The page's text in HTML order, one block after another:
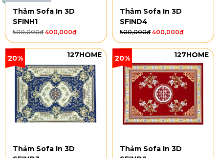
Thảm Sofa In 3D
SFINH1
500,000₫ 400,000₫
Thảm Sofa In 3D
SFIND4
500,000₫ 400,000₫
20% 127HOME
Thảm Sofa In 3D
20% 127HOME
Thảm Sofa In 3D